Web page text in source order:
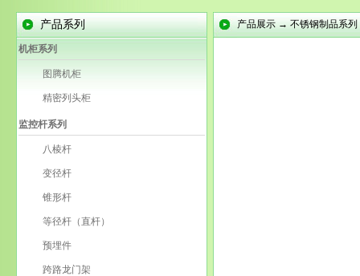
产品系列
机柜系列
图腾机柜
精密列头柜
监控杆系列
八棱杆
变径杆
锥形杆
等径杆（直杆）
预埋件
跨路龙门架
产品展示 → 不锈钢制品系列